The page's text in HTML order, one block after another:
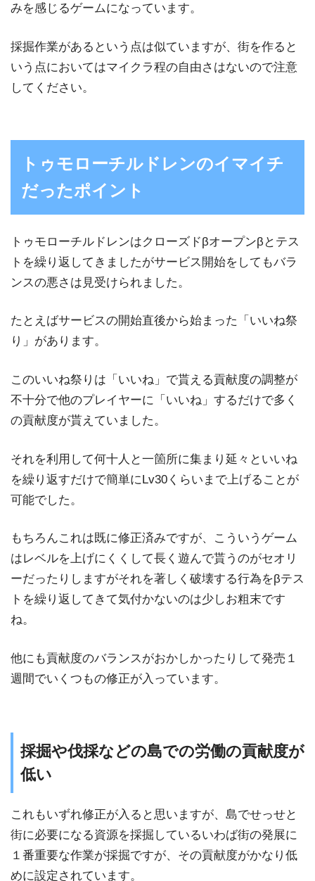
みを感じるゲームになっています。
採掘作業があるという点は似ていますが、街を作ると
いう点においてはマイクラ程の自由さはないので注意
してください。
トゥモローチルドレンのイマイチ
だったポイント
トゥモローチルドレンはクローズドβオープンβとテス
トを繰り返してきましたがサービス開始をしてもバラ
ンスの悪さは見受けられました。
たとえばサービスの開始直後から始まった「いいね祭
り」があります。
このいいね祭りは「いいね」で貰える貢献度の調整が
不十分で他のプレイヤーに「いいね」するだけで多く
の貢献度が貰えていました。
それを利用して何十人と一箇所に集まり延々といいね
を繰り返すだけで簡単にLv30くらいまで上げることが
可能でした。
もちろんこれは既に修正済みですが、こういうゲーム
はレベルを上げにくくして長く遊んで貰うのがセオリ
ーだったりしますがそれを著しく破壊する行為をβテス
トを繰り返してきて気付かないのは少しお粗末です
ね。
他にも貢献度のバランスがおかしかったりして発売１
週間でいくつもの修正が入っています。
採掘や伐採などの島での労働の貢献度が
低い
これもいずれ修正が入ると思いますが、島でせっせと
街に必要になる資源を採掘しているいわば街の発展に
１番重要な作業が採掘ですが、その貢献度がかなり低
めに設定されています。